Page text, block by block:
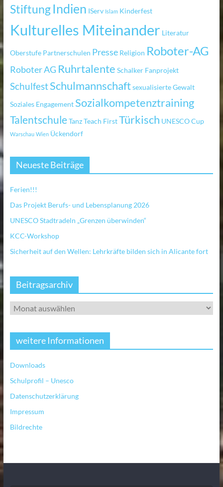
StiftungIndien IServ Islam Kinderfest
Kulturelles Miteinander Literatur
Oberstufe Partnerschulen Presse Religion Roboter-AG
Roboter AG Ruhrtalente Schalker Fanprojekt
SchulfestSchulmannschaftsexualisierte Gewalt
Soziales Engagement Sozialkompetenztraining
TalentschuleTanzTeach FirstTürkisch UNESCO Cup
Warschau Wien Ückendorf
Neueste Beiträge
Ferien!!!
Das Projekt Berufs- und Lebensplanung 2026
UNESCO Stadtradeln „Grenzen überwinden“
KCC-Workshop
Sicherheit auf den Wellen: Lehrkräfte bilden sich in Alicante fort
Beitragsarchiv
weitere Informationen
Downloads
Schulprofil – Unesco
Datenschutzerklärung
Impressum
Bildrechte